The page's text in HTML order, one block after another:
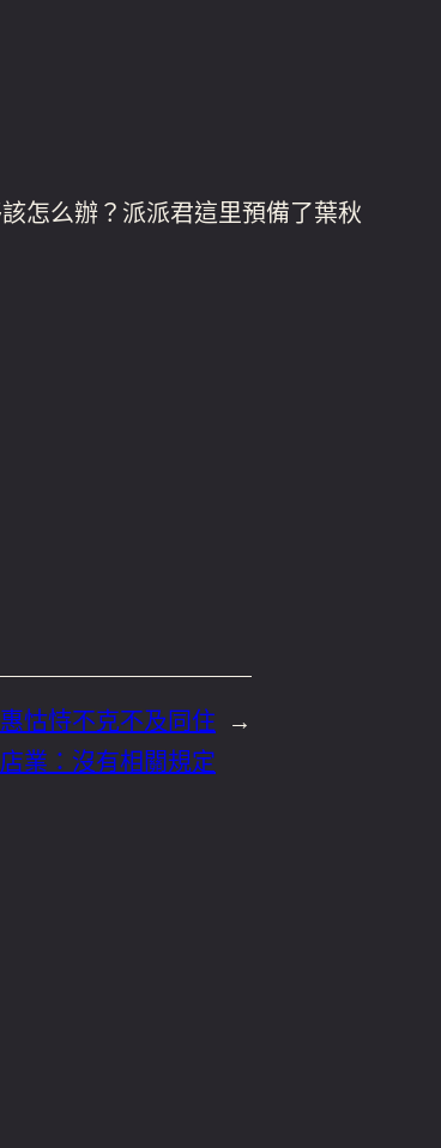
怎么辦？派派君這里預備了葉秋
→
怙恃不克不及同住
業：沒有相關規定